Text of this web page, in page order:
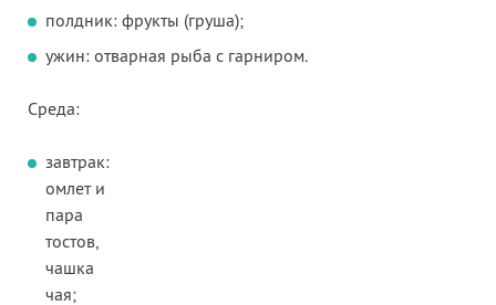
полдник: фрукты (груша);
ужин: отварная рыба с гарниром.
Среда:
завтрак:
омлет и
пара
тостов,
чашка
чая;